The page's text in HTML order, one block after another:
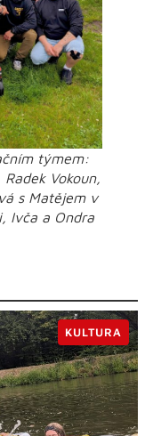
týmem:
Vokoun,
s Matějem v
Ivča a Ondra
KULTURA